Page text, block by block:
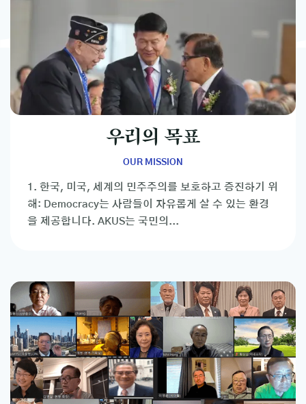
우리의 목표
OUR MISSION
1. 한국, 미국, 세계의 민주주의를 보호하고 증진하기 위
해: Democracy는 사람들이 자유롭게 살 수 있는 환경
을 제공합니다. AKUS는 국민의...